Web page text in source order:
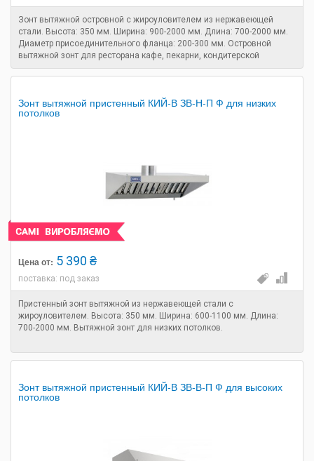
Зонт вытяжной островной с жироуловителем из нержавеющей
стали. Высота: 350 мм. Ширина: 900-2000 мм. Длина: 700-2000 мм.
Диаметр присоединительного фланца: 200-300 мм. Островной
вытяжной зонт для ресторана кафе, пекарни, кондитерской
Зонт вытяжной пристенный КИЙ-В ЗВ-Н-П Ф для низких
потолков
Цена от: 5 390 ₴
поставка: под заказ
Пристенный зонт вытяжной из нержавеющей стали с
жироуловителем. Высота: 350 мм. Ширина: 600-1100 мм. Длина:
700-2000 мм. Вытяжной зонт для низких потолков.
Зонт вытяжной пристенный КИЙ-В ЗВ-В-П Ф для высоких
потолков